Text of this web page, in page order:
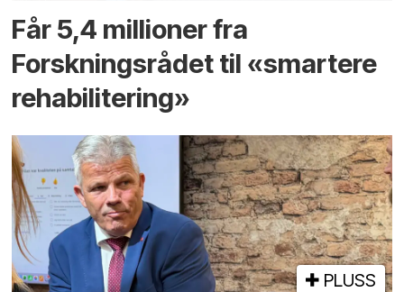
Får 5,4 millioner fra
Forskningsrådet til «smartere
rehabilitering»
PLUSS